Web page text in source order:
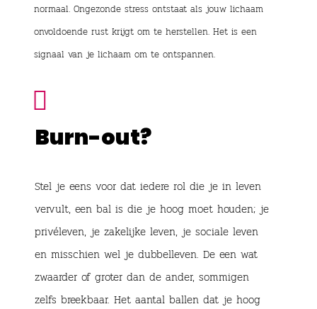
normaal. Ongezonde stress ontstaat als jouw lichaam
onvoldoende rust krijgt om te herstellen. Het is een
signaal van je lichaam om te ontspannen.

Burn-out?
Stel je eens voor dat iedere rol die je in leven
vervult, een bal is die je hoog moet houden; je
privéleven, je zakelijke leven, je sociale leven
en misschien wel je dubbelleven. De een wat
zwaarder of groter dan de ander, sommigen
zelfs breekbaar. Het aantal ballen dat je hoog